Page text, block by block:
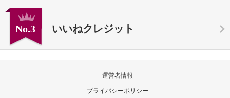
No.3 いいねクレジット
運営者情報
プライバシーポリシー